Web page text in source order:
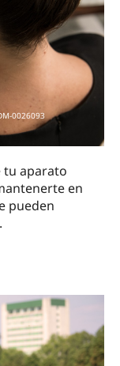
0026093
tu aparato
en
pueden